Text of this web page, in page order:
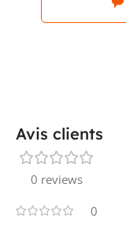
Avis clients
0 reviews
0